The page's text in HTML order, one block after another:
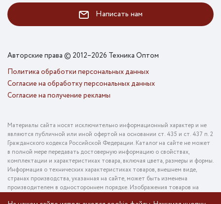
Написать нам
Авторские права © 2012–2026 Техника Оптом
Политика обработки персональных данных
Согласие на обработку персональных данных
Согласие на получение рекламы
Материалы сайта носят исключительно информационный характер и не
являются публичной или иной офертой на основании ст. 435 и ст. 437 п. 2
Гражданского кодекса Российской Федерации. Каталог на сайте не может
в полной мере передавать достоверную информацию о свойствах,
комплектации и характеристиках товара, включая цвета, размеры и формы.
Информация о технических характеристиках товаров, внешнем виде,
странах производства, указанная на сайте, может быть изменена
производителем в одностороннем порядке. Изображения товаров на